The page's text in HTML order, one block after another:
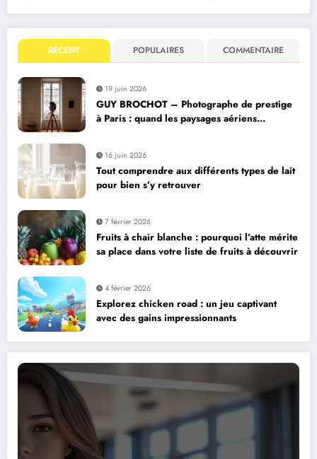
RÉCENT POPULAIRES COMMENTAIRE
19 juin 2026
GUY BROCHOT – Photographe de prestige
à Paris : quand les paysages aériens
16 juin 2026
Tout comprendre aux différents types de lait
pour bien s’y retrouver
7 février 2026
Fruits à chair blanche : pourquoi l’atte mérite
sa place dans votre liste de fruits à découvrir
4 février 2026
Explorez chicken road : un jeu captivant
avec des gains impressionnants